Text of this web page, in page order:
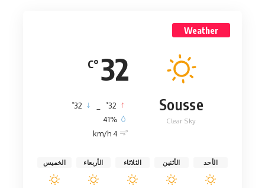
Weather
32
°C
Sousse
Clear Sky
32
°
32
°
41%
4 km/h
الأحد الأثنين الثلاثاء الأربعاء الخميس